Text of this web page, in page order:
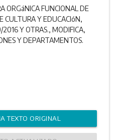
ORGáNICA FUNCIONAL DE
CULTURA Y EDUCACIóN,
Y OTRAS., MODIFICA,
Y DEPARTAMENTOS.
TEXTO ORIGINAL